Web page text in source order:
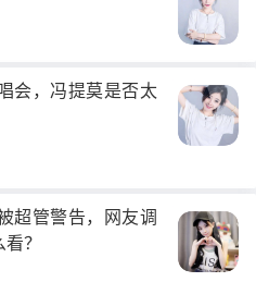
会，冯提莫是否太
超管警告，网友调
？